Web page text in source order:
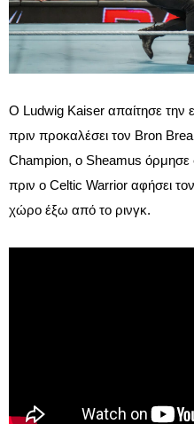
Ο Ludwig Kaiser απαίτησε
πριν προκαλέσει τον Bron
Champion, ο Sheamus όρμησε
πριν ο Celtic Warrior αφήσει
χώρο έξω από το ρινγκ.